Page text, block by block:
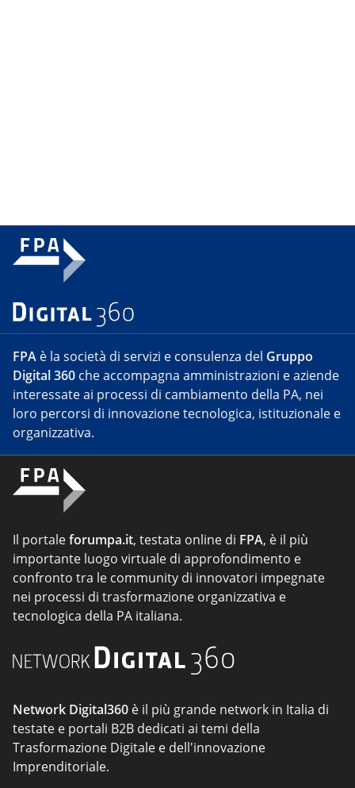
FPA è la società di servizi e consulenza del Gruppo
Digital 360 che accompagna amministrazioni e aziende
interessate ai processi di cambiamento della PA, nei
loro percorsi di innovazione tecnologica, istituzionale e
organizzativa.
Il portaleforumpa.it, testata online di FPA, è il più
importante luogo virtuale di approfondimento e
confronto tra le community di innovatori impegnate
nei processi di trasformazione organizzativa e
tecnologica della PA italiana.
Network Digital360 è il più grande network in Italia di
testate e portali B2B dedicati ai temi della
Trasformazione Digitale e dell'innovazione
Imprenditoriale.